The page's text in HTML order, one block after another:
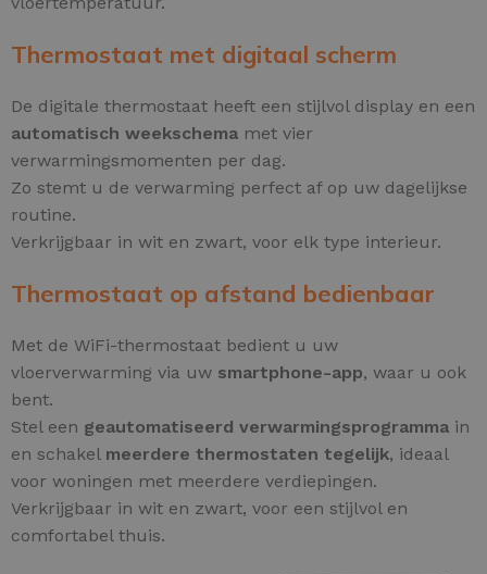
Thermostaat met digitaal scherm
De digitale thermostaat heeft een stijlvol display en een
automatisch weekschema met vier
verwarmingsmomenten per dag.
Zo stemt u de verwarming perfect af op uw dagelijkse
routine.
Verkrijgbaar in wit en zwart, voor elk type interieur.
Thermostaat op afstand bedienbaar
Met de WiFi-thermostaat bedient u uw
vloerverwarming via uw smartphone-app, waar u ook
bent.
Stel een geautomatiseerd verwarmingsprogramma in
en schakel meerdere thermostaten tegelijk, ideaal
voor woningen met meerdere verdiepingen.
Verkrijgbaar in wit en zwart, voor een stijlvol en
comfortabel thuis.